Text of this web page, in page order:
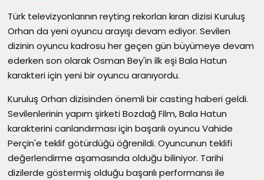
Türk televizyonlarının reyting rekorları kıran dizisi Kuruluş
Orhan da yeni oyuncu arayışı devam ediyor. Sevilen
dizinin oyuncu kadrosu her geçen gün büyümeye devam
ederken son olarak Osman Bey'in ilk eşi Bala Hatun
karakteri için yeni bir oyuncu aranıyordu.
Kuruluş Orhan dizisinden önemli bir casting haberi geldi.
Sevilenlerinin yapım şirketi Bozdağ Film, Bala Hatun
karakterini canlandırması için başarılı oyuncu Vahide
Perçin'e teklif götürdüğü öğrenildi. Oyuncunun teklifi
değerlendirme aşamasında olduğu biliniyor. Tarihi
dizilerde göstermiş olduğu başarılı performansı ile